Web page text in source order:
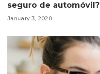
seguro de automóvil?
January 3, 2020